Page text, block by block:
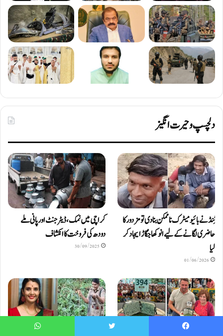
دلچسپ و حیرت انگیز
ٹِنڈ نے بائیومیٹرک ناممکن بنا دی تو مزدور کا
حاضری لگانے کے لیے انوکھا جگاڑ ایجاد کر
لیا
01/06/2026
کراچی میں نمک، ڈیٹرجنٹ اور پانی ملے
دودھ کی فروخت کا انکشاف
30/09/2025